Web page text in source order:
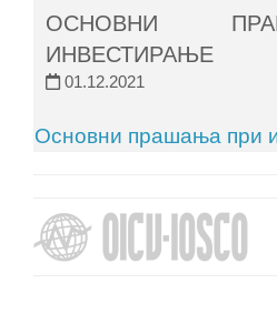
ОСНОВНИ
ИНВЕСТИРАЊЕ
01.12.2021
Основни прашања при